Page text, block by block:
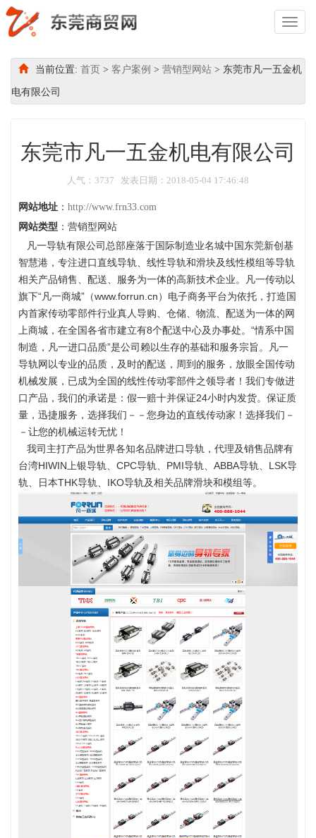
Toggle
当前位置: 首页 > 客户案例 > 营销型网站 > 东莞市凡一五金机
电有限公司
东莞市凡一五金机电有限公司
人气：3737 发表日期：2018-05-04 17:46:48
网站地址 ： http://www.frn33.com
网站类型 ：营销型网站
凡一导轨有限公司总部座落于国际制造业名城中国东莞新创基
智慧港，专注进口直线导轨、线性导轨和滑块及线性模组等导轨
相关产品销售、配送、服务为一体的高新技术企业。凡一传动以
旗下“凡一商城”（www.forrun.cn）电子商务平台为依托，打造国
内首家传动零部件行业真人导购、仓储、物流、配送为一体的网
上商城，在全国各省市建立有8个配送中心及办事处。“情系中国
制造，凡一进口品质”是公司赖以生存的基础和服务宗旨。凡一
导轨网以专业的品质，及时的配送，周到的服务，放眼全国传动
机械发展，已成为全国的线性传动零部件之领导者！我们专做进
口产品，我们的承诺是：假一赔十并保证24小时内发货。保证质
量，迅捷服务，选择我们－－您身边的直线传动家！选择我们－
－让您的机械运转无忧！
我司主打产品为世界各知名品牌进口导轨，代理及销售品牌有
台湾HIWIN上银导轨、CPC导轨、PMI导轨、ABBA导轨、LSK导
轨、日本THK导轨、IKO导轨及相关品牌滑块和模组等。